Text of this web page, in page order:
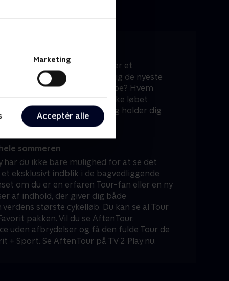
Marketing
Acceptér alle
Lars direkte fra startbyen eller et
med en aktuel gæst giver dig de nyeste
skete der på dagens etape? Hvem
overvejelser kan påvirke løbet
de vigtigste indsigter og holder dig
de France.
sommeren
har du ikke bare mulighed for at se det
eksklusivt indblik i de bagvedliggende
om du er en erfaren Tour-fan eller en ny
af indhold, der giver dig både
største cykelløb. Du kan se al Tour
pakken. Vil du se AftenTour,
uden afbrydelser og få den fulde Tour de
+ Sport. Se AftenTour på TV 2 Play nu.